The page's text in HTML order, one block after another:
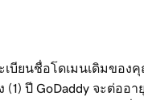
บียนชื่อโดเมนเดิมของ
ปี GoDaddy จะต่ออ